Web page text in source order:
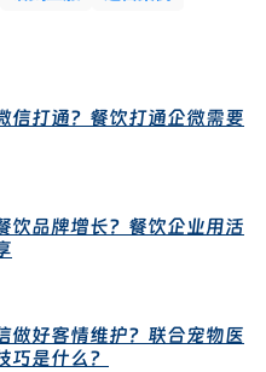
信打通？餐饮打通企微需要
饮品牌增长？餐饮企业用活
做好客情维护？联合宠物医
巧是什么？